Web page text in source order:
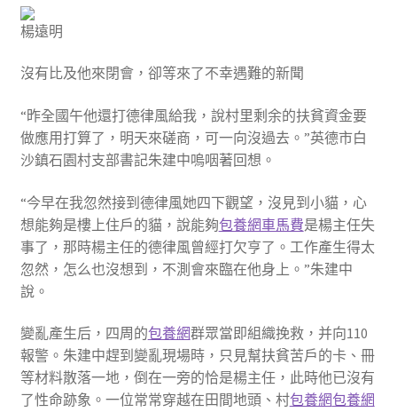
楊遠明
沒有比及他來閉會，卻等來了不幸遇難的新聞
“昨全國午他還打德律風給我，說村里剩余的扶貧資金要
做應用打算了，明天來磋商，可一向沒過去。”英德市白
沙鎮石園村支部書記朱建中嗚咽著回想。
“今早在我忽然接到德律風她四下觀望，沒見到小貓，心
想能夠是樓上住戶的貓，說能夠包養網車馬費是楊主任失
事了，那時楊主任的德律風曾經打欠亨了。工作產生得太
忽然，怎么也沒想到，不測會來臨在他身上。”朱建中
說。
變亂產生后，四周的包養網群眾當即組織挽救，并向110
報警。朱建中趕到變亂現場時，只見幫扶貧苦戶的卡、冊
等材料散落一地，倒在一旁的恰是楊主任，此時他已沒有
了性命跡象。一位常常穿越在田間地頭、村包養網包養網